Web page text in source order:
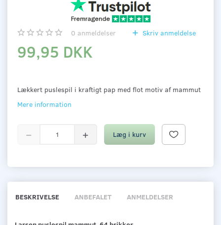
0 anmeldelser Skriv anmeldelse
99,95 DKK
Lækkert puslespil i kraftigt pap med flot motiv af mammut
Mere information
Læg i kurv
BESKRIVELSE ANBEFALET ANMELDELSER